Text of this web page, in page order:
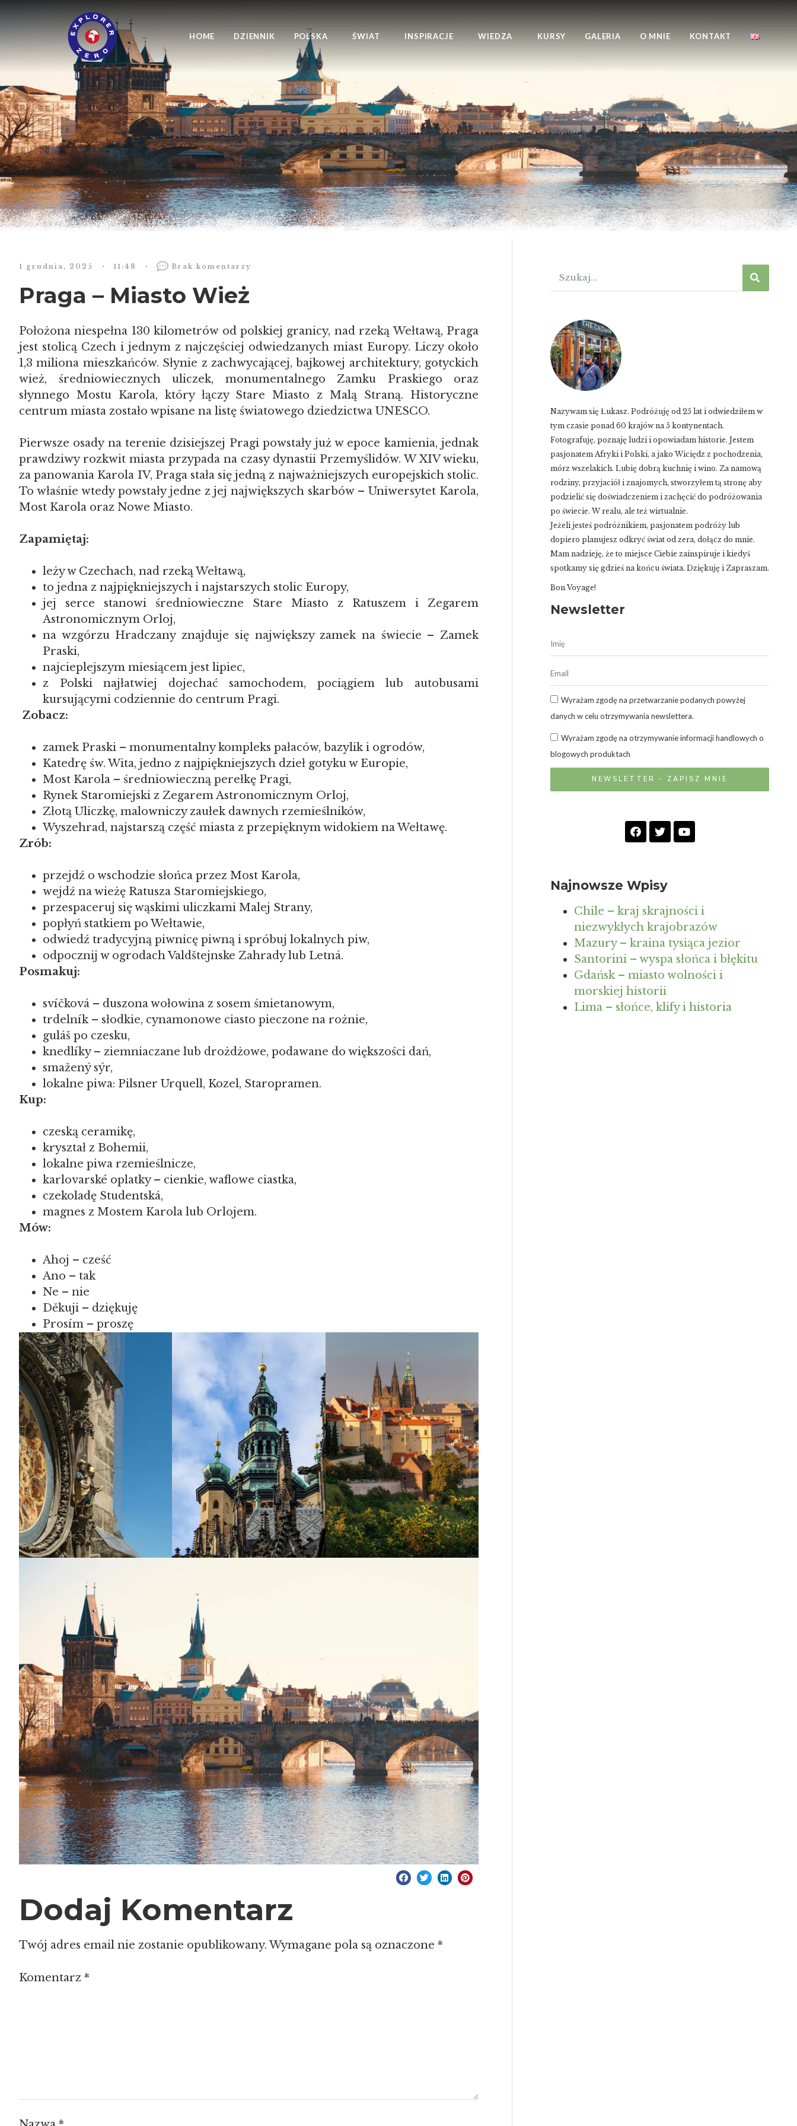
HOME DZIENNIK POLSKA ŚWIAT INSPIRACJE WIEDZA KURSY GALERIA O MNIE KONTAKT
1 grudnia, 2025 11:48 Brak komentarzy
Praga – Miasto Wież
Położona niespełna 130 kilometrów od polskiej granicy, nad rzeką Wełtawą, Praga
jest stolicą Czech i jednym z najczęściej odwiedzanych miast Europy. Liczy około
1,3 miliona mieszkańców. Słynie z zachwycającej, bajkowej architektury, gotyckich
wież, średniowiecznych uliczek, monumentalnego Zamku Praskiego oraz
słynnego Mostu Karola, który łączy Stare Miasto z Malą Straną. Historyczne
centrum miasta zostało wpisane na listę światowego dziedzictwa UNESCO.
Pierwsze osady na terenie dzisiejszej Pragi powstały już w epoce kamienia, jednak
prawdziwy rozkwit miasta przypada na czasy dynastii Przemyślidów. W XIV wieku,
za panowania Karola IV, Praga stała się jedną z najważniejszych europejskich stolic.
To właśnie wtedy powstały jedne z jej największych skarbów – Uniwersytet Karola,
Most Karola oraz Nowe Miasto.
Zapamiętaj:
leży w Czechach, nad rzeką Wełtawą,
to jedna z najpiękniejszych i najstarszych stolic Europy,
jej serce stanowi średniowieczne Stare Miasto z Ratuszem i Zegarem
Astronomicznym Orloj,
na wzgórzu Hradczany znajduje się największy zamek na świecie – Zamek
Praski,
najcieplejszym miesiącem jest lipiec,
z Polski najłatwiej dojechać samochodem, pociągiem lub autobusami
kursującymi codziennie do centrum Pragi.
Zobacz:
zamek Praski – monumentalny kompleks pałaców, bazylik i ogrodów,
Katedrę św. Wita, jedno z najpiękniejszych dzieł gotyku w Europie,
Most Karola – średniowieczną perełkę Pragi,
Rynek Staromiejski z Zegarem Astronomicznym Orloj,
Złotą Uliczkę, malowniczy zaułek dawnych rzemieślników,
Wyszehrad, najstarszą część miasta z przepięknym widokiem na Wełtawę.
Zrób:
przejdź o wschodzie słońca przez Most Karola,
wejdź na wieżę Ratusza Staromiejskiego,
przespaceruj się wąskimi uliczkami Malej Strany,
popłyń statkiem po Wełtawie,
odwiedź tradycyjną piwnicę piwną i spróbuj lokalnych piw,
odpocznij w ogrodach Valdštejnske Zahrady lub Letná.
Posmakuj:
svíčková – duszona wołowina z sosem śmietanowym,
trdelník – słodkie, cynamonowe ciasto pieczone na rożnie,
guláš po czesku,
knedlíky – ziemniaczane lub drożdżowe, podawane do większości dań,
smažený sýr,
lokalne piwa: Pilsner Urquell, Kozel, Staropramen.
Kup:
czeską ceramikę,
kryształ z Bohemii,
lokalne piwa rzemieślnicze,
karlovarské oplatky – cienkie, waflowe ciastka,
czekoladę Studentská,
magnes z Mostem Karola lub Orlojem.
Mów:
Ahoj – cześć
Ano – tak
Ne – nie
Děkuji – dziękuję
Prosím – proszę
Dodaj Komentarz
Twój adres email nie zostanie opublikowany. Wymagane pola są oznaczone *
Komentarz *
Nazywam się Łukasz. Podróżuję od 25 lat i odwiedziłem w
tym czasie ponad 60 krajów na 5 kontynentach.
Fotografuję, poznaję ludzi i opowiadam historie. Jestem
pasjonatem Afryki i Polski, a jako Wiciędz z pochodzenia,
mórz wszelakich. Lubię dobrą kuchnię i wino. Za namową
rodziny, przyjaciół i znajomych, stworzyłem tą stronę aby
podzielić się doświadczeniem i zachęcić do podróżowania
po świecie. W realu, ale też wirtualnie.
Jeżeli jesteś podróżnikiem, pasjonatem podróży lub
dopiero planujesz odkryć świat od zera, dołącz do mnie.
Mam nadzieję, że to miejsce Ciebie zainspiruje i kiedyś
spotkamy się gdzieś na końcu świata. Dziękuję i Zapraszam.
Bon Voyage!
Newsletter
Wyrażam zgodę na przetwarzanie podanych powyżej
danych w celu otrzymywania newslettera.
Wyrażam zgodę na otrzymywanie informacji handlowych o
blogowych produktach
NEWSLETTER - ZAPISZ MNIE
Najnowsze Wpisy
Chile – kraj skrajności i
niezwykłych krajobrazów
Mazury – kraina tysiąca jezior
Santorini – wyspa słońca i błękitu
Gdańsk – miasto wolności i
morskiej historii
Lima – słońce, klify i historia